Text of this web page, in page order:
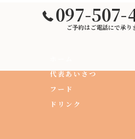
097-507-
ご予約はご電話にで承り
代表あいさつ
フード
ドリンク